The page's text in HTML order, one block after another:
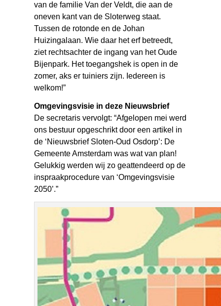
van de familie Van der Veldt, die aan de
oneven kant van de Sloterweg staat.
Tussen de rotonde en de Johan
Huizingalaan. Wie daar het erf betreedt,
ziet rechtsachter de ingang van het Oude
Bijenpark. Het toegangshek is open in de
zomer, aks er tuiniers zijn. Iedereen is
welkom!”
Omgevingsvisie in deze Nieuwsbrief
De secretaris vervolgt: “Afgelopen mei werd
ons bestuur opgeschrikt door een artikel in
de ‘Nieuwsbrief Sloten-Oud Osdorp’: De
Gemeente Amsterdam was wat van plan!
Gelukkig werden wij zo geattendeerd op de
inspraakprocedure van ‘Omgevingsvisie
2050’.”